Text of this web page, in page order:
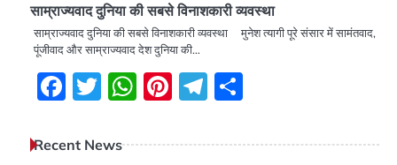
साम्राज्यवाद दुनिया की सबसे विनाशकारी व्यवस्था
साम्राज्यवाद दुनिया की सबसे विनाशकारी व्यवस्था मुनेश त्यागी पूरे संसार में सामंतवाद,
पूंजीवाद और साम्राज्यवाद देश दुनिया की…
Facebook
Twitter
WhatsApp
Pinterest
Telegram
Recent News